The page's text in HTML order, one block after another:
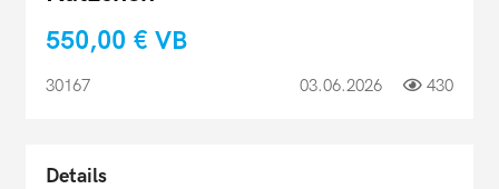
550,00 € VB
30167 03.06.2026 430
Details